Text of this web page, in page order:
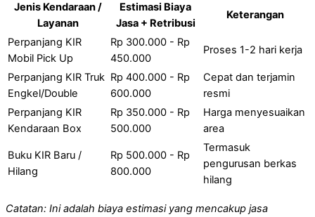
Jenis Kendaraan /
Layanan
Estimasi Biaya
Jasa + Retribusi
Keterangan
Perpanjang KIR
Mobil Pick Up
Rp 300.000 - Rp
450.000
Proses 1-2 hari kerja
Perpanjang KIR Truk
Engkel/Double
Rp 400.000 - Rp
600.000
Cepat dan terjamin
resmi
Perpanjang KIR
Kendaraan Box
Rp 350.000 - Rp
500.000
Harga menyesuaikan
area
Buku KIR Baru /
Hilang
Rp 500.000 - Rp
800.000
Termasuk
pengurusan berkas
hilang
Catatan: Ini adalah biaya estimasi yang mencakup jasa